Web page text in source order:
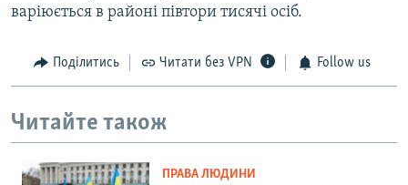
варіюється в районі півтори тисячі осіб.
Поділитись Читати без VPN Follow us
Читайте також
ПРАВА ЛЮДИНИ